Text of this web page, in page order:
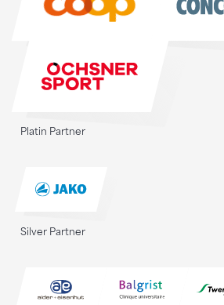
Platin Partner
Silver Partner